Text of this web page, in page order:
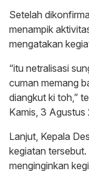
Setelah
menampik
mengatakan
“itu netralisasi
cuman memang
diangkut ki toh,”
Kamis, 3 Agustus
Lanjut, Kepala
kegiatan
menginginkan